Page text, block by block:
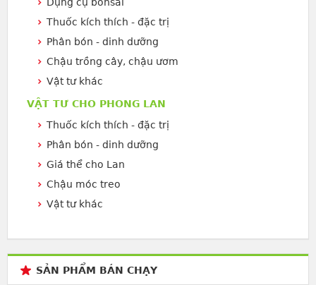
Thuốc kích thích - đặc trị
Phân bón - dinh dưỡng
Chậu trồng cây, chậu ươm
Vật tư khác
VẬT TƯ CHO PHONG LAN
Thuốc kích thích - đặc trị
Phân bón - dinh dưỡng
Giá thể cho Lan
Chậu móc treo
Vật tư khác
SẢN PHẨM BÁN CHẠY